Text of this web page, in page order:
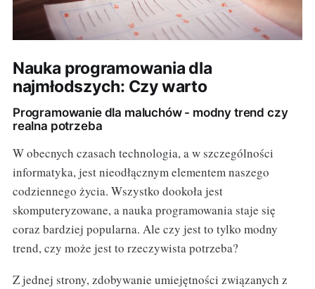
Nauka programowania dla
najmłodszych: Czy warto
Programowanie dla maluchów - modny trend czy
realna potrzeba
W obecnych czasach technologia, a w szczególności
informatyka, jest nieodłącznym elementem naszego
codziennego życia. Wszystko dookoła jest
skomputeryzowane, a nauka programowania staje się
coraz bardziej popularna. Ale czy jest to tylko modny
trend, czy może jest to rzeczywista potrzeba?
Z jednej strony, zdobywanie umiejętności związanych z